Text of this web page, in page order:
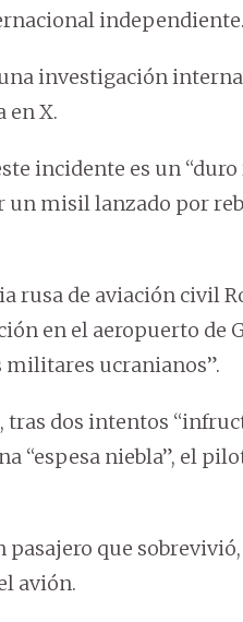
independiente.
una investigación
en X.
incidente es un
misil lanzado por
rusa de aviación civil
en el aeropuerto de
militares ucranianos”.
dos intentos
“espesa niebla”, el
que
avión.